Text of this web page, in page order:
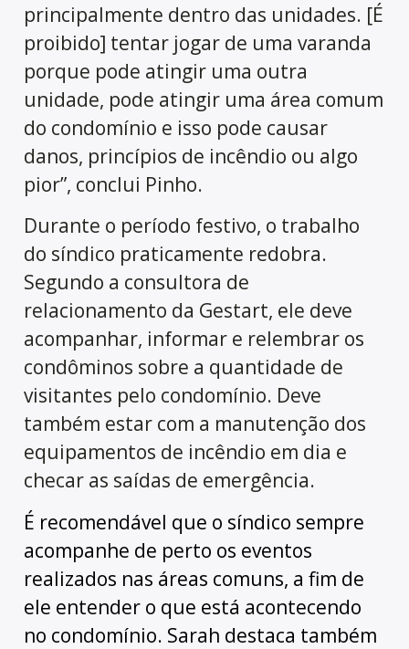
principalmente dentro das unidades. [É
proibido] tentar jogar de uma varanda
porque pode atingir uma outra
unidade, pode atingir uma área comum
do condomínio e isso pode causar
danos, princípios de incêndio ou algo
pior”, conclui Pinho.
Durante o período festivo, o trabalho
do síndico praticamente redobra.
Segundo a consultora de
relacionamento da Gestart, ele deve
acompanhar, informar e relembrar os
condôminos sobre a quantidade de
visitantes pelo condomínio. Deve
também estar com a manutenção dos
equipamentos de incêndio em dia e
checar as saídas de emergência.
É recomendável que o síndico sempre
acompanhe de perto os eventos
realizados nas áreas comuns, a fim de
ele entender o que está acontecendo
no condomínio. Sarah destaca também